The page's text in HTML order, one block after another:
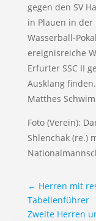
gegen den SV
in Plauen in
Wasserball-
ereignisreiche
Erfurter SSC II
Ausklang
Matthes
Foto (Verein):
Shlenchak (re.)
← Herren mit
Tabellenführer
Zweite Herren